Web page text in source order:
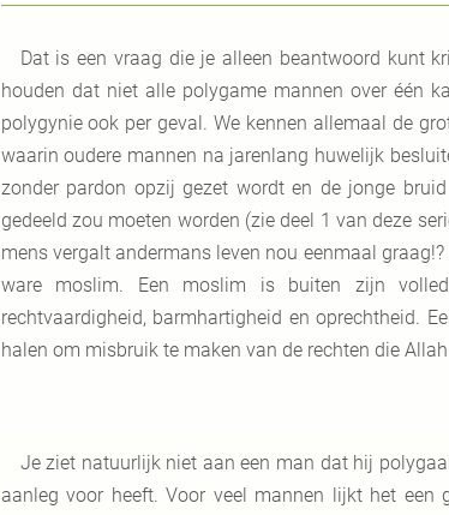
Dat is een vraag die je alleen beantwoord kunt
houden dat niet alle polygame mannen over één
polygynie ook per geval. We kennen allemaal de
waarin oudere mannen na jarenlang huwelijk
zonder pardon opzij gezet wordt en de jonge
gedeeld zou moeten worden (zie deel 1 van deze
mens vergalt andermans leven nou eenmaal
ware moslim. Een moslim is buiten zijn
rechtvaardigheid, barmhartigheid en oprechtheid.
halen om misbruik te maken van de rechten die
Je ziet natuurlijk niet aan een man dat hij
aanleg voor heeft. Voor veel mannen lijkt het een